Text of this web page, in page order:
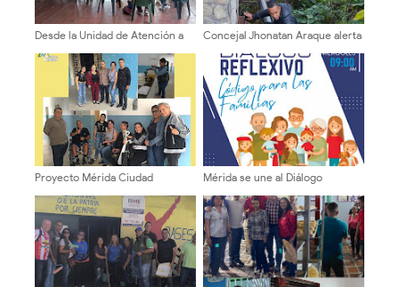
Desde la Unidad de Atención a
se iniciaron talleres de
sensibilización
Concejal Jhonatan Araque alerta
puente de Los Curos hacia La
Parroquia
Proyecto Mérida Ciudad
beneficio de los más
vulnerables
Mérida se une al Diálogo
"Código para las Familias"